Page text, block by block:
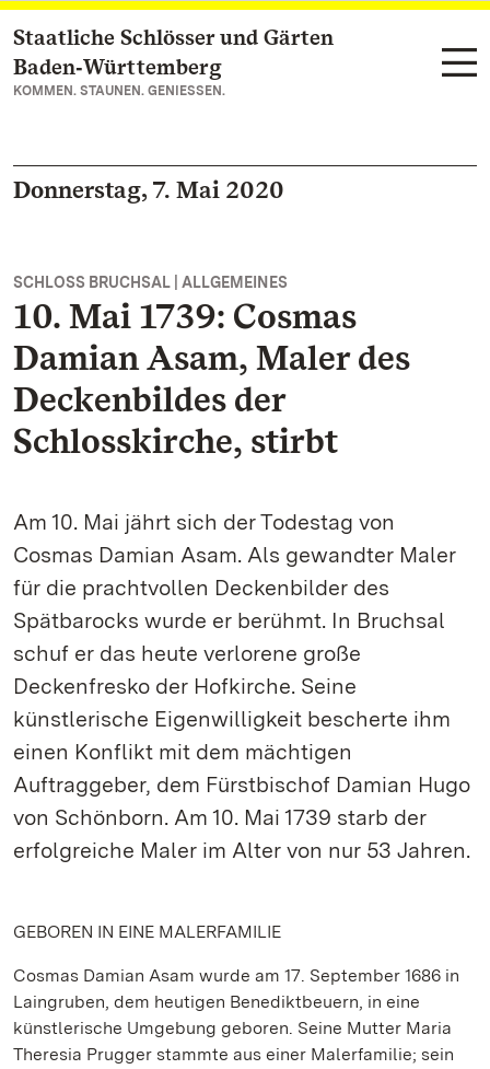
Zum Hauptinhalt springen
Staatliche Schlösser und Gärten
Baden‑Württemberg
KOMMEN. STAUNEN. GENIESSEN.
Donnerstag, 7. Mai 2020
SCHLOSS BRUCHSAL | ALLGEMEINES
10. Mai 1739: Cosmas
Damian Asam, Maler des
Deckenbildes der
Schlosskirche, stirbt
Am 10. Mai jährt sich der Todestag von
Cosmas Damian Asam. Als gewandter Maler
für die prachtvollen Deckenbilder des
Spätbarocks wurde er berühmt. In Bruchsal
schuf er das heute verlorene große
Deckenfresko der Hofkirche. Seine
künstlerische Eigenwilligkeit bescherte ihm
einen Konflikt mit dem mächtigen
Auftraggeber, dem Fürstbischof Damian Hugo
von Schönborn. Am 10. Mai 1739 starb der
erfolgreiche Maler im Alter von nur 53 Jahren.
GEBOREN IN EINE MALERFAMILIE
Cosmas Damian Asam wurde am 17. September 1686 in
Laingruben, dem heutigen Benediktbeuern, in eine
künstlerische Umgebung geboren. Seine Mutter Maria
Theresia Prugger stammte aus einer Malerfamilie; sein